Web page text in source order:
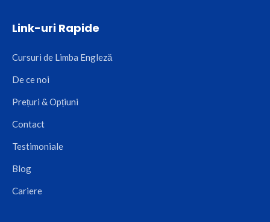
Link-uri Rapide
Cursuri de Limba Engleză
De ce noi
Prețuri & Opțiuni
Contact
Testimoniale
Blog
Cariere